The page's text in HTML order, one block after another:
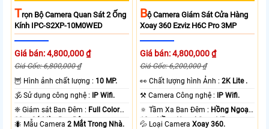
TRọn Bộ Camera Quan Sát 2 Ống
Kính IPC-S2XP-10M0WED
Giá bán: 4,800,000 ₫
Giá Gốc: 6,800,000 ₫
🦉 Hình ảnh chất lượng : 10 MP.
🕉️ Sử dụng công nghệ :
IP Wifi.
❈ Giám sát Ban Đêm : Full Color
20m Có Màu Ban Ðêm.
🐜 Mẫu Camera2 Mắt Trong Nhà.
BỘ Camera Giám Sát Cửa Hàng
Xoay 360 Ezviz H6C Pro 3MP
Giá bán: 4,800,000 ₫
Giá Gốc: 6,200,000 ₫
️👀 Chất lượng hình Ảnh :2K Lite .
⚒ Camera Công nghệ :
IP Wifi.
🔅 Tầm Xa Ban Đêm : Hồng Ngoại
10m Hồng Ngoại Smart IR.
💦 Loại CameraXoay 360.